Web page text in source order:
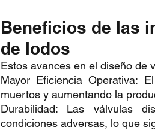
Beneficios de las
de lodos
Estos avances en el diseño de
Mayor Eficiencia Operativa:
muertos y aumentando la
Durabilidad: Las válvulas
condiciones adversas, lo que